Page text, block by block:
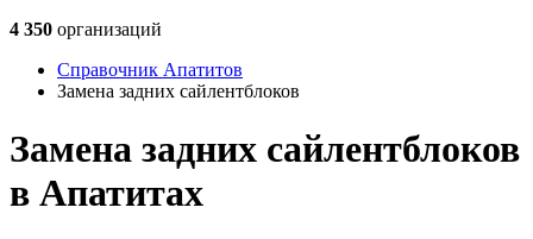
4 350 организаций
Справочник Апатитов
Замена задних сайлентблоков
Замена задних сайлентблоков
в Апатитах